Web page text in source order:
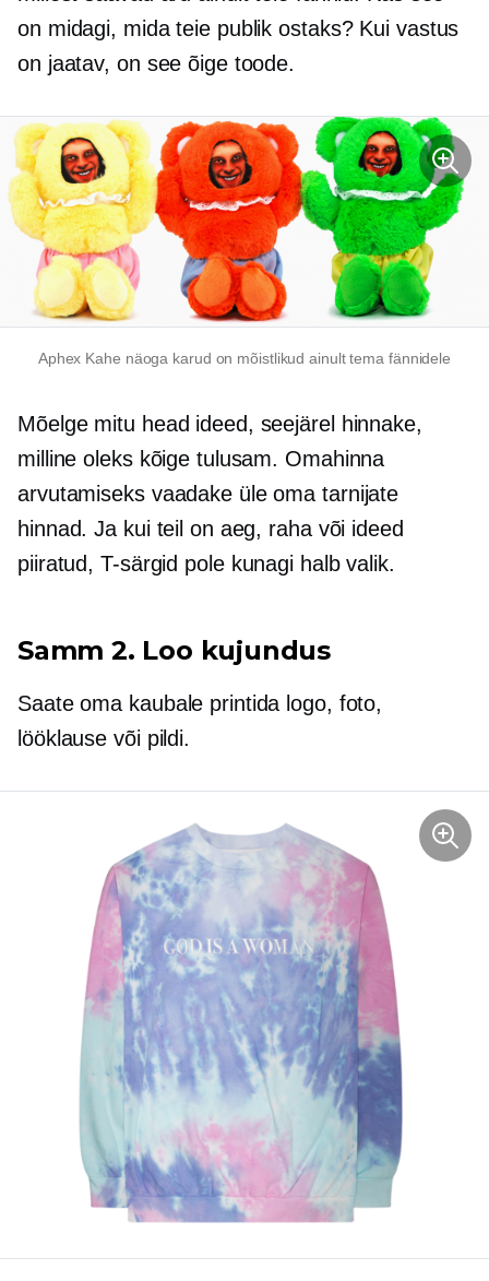
on midagi, mida teie publik ostaks? Kui vastus
on jaatav, on see õige toode.
Aphex Kahe näoga karud on mõistlikud ainult tema fännidele
Mõelge mitu head ideed, seejärel hinnake,
milline oleks kõige tulusam. Omahinna
arvutamiseks vaadake üle oma tarnijate
hinnad. Ja kui teil on aeg, raha või ideed
piiratud,T-särgid pole kunagi halb valik.
Samm 2. Loo kujundus
Saate oma kaubale printida logo, foto,
lööklause või pildi.